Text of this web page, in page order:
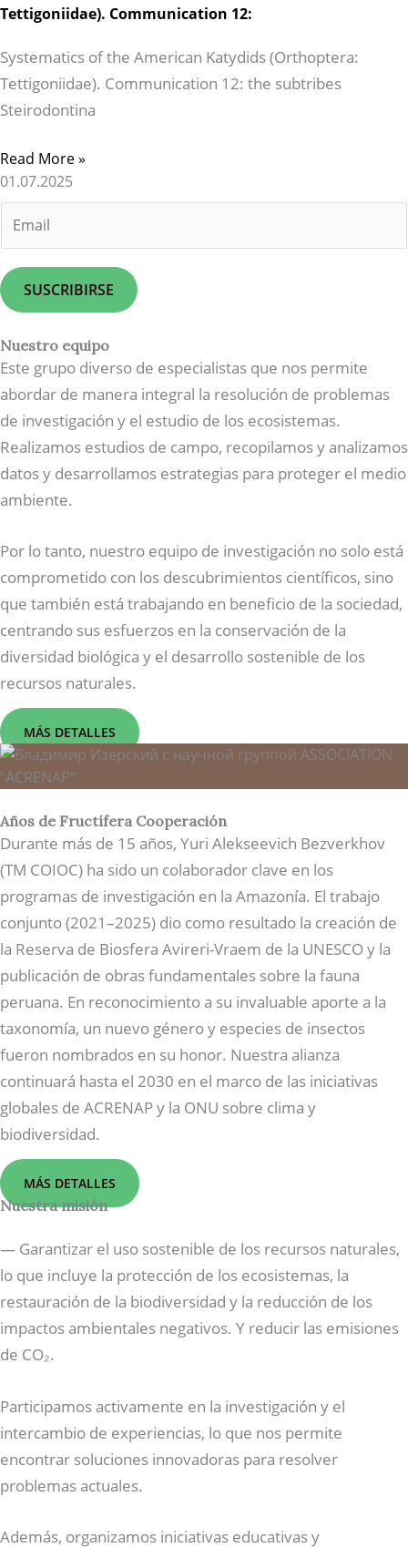
Tettigoniidae). Communication 12:
Systematics of the American Katydids (Orthoptera:
Tettigoniidae). Communication 12: the subtribes
Steirodontina
Read More »
01.07.2025
m
i
l
SUSCRIBIRSE
Nuestro equipo
Este grupo diverso de especialistas que nos permite
abordar de manera integral la resolución de problemas
de investigación y el estudio de los ecosistemas.
Realizamos estudios de campo, recopilamos y analizamos
datos y desarrollamos estrategias para proteger el medio
ambiente.
Por lo tanto, nuestro equipo de investigación no solo está
comprometido con los descubrimientos científicos, sino
que también está trabajando en beneficio de la sociedad,
centrando sus esfuerzos en la conservación de la
diversidad biológica y el desarrollo sostenible de los
recursos naturales.
MÁS DETALLES
Años de Fructífera Cooperación
Durante más de 15 años, Yuri Alekseevich Bezverkhov
(TM COIOC) ha sido un colaborador clave en los
programas de investigación en la Amazonía. El trabajo
conjunto (2021–2025) dio como resultado la creación de
la Reserva de Biosfera Avireri-Vraem de la UNESCO y la
publicación de obras fundamentales sobre la fauna
peruana. En reconocimiento a su invaluable aporte a la
taxonomía, un nuevo género y especies de insectos
fueron nombrados en su honor. Nuestra alianza
continuará hasta el 2030 en el marco de las iniciativas
globales de ACRENAP y la ONU sobre clima y
biodiversidad.
MÁS DETALLES
Nuestra misión
— Garantizar el uso sostenible de los recursos naturales,
lo que incluye la protección de los ecosistemas, la
restauración de la biodiversidad y la reducción de los
impactos ambientales negativos. Y reducir las emisiones
de CO₂.
Participamos activamente en la investigación y el
intercambio de experiencias, lo que nos permite
encontrar soluciones innovadoras para resolver
problemas actuales.
Además, organizamos iniciativas educativas y